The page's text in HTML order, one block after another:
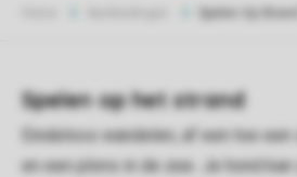
Spelen Op Strand
Spelen op het strand
Eindeloos wandelen, af een toe
en een plons in de zee. Je hond